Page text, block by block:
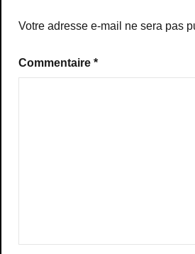
Votre adresse e-mail ne sera pas
Commentaire *